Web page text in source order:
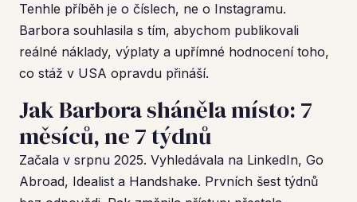
Tenhle příběh je o číslech, ne o Instagramu.
Barbora souhlasila s tím, abychom publikovali
reálné náklady, výplaty a upřímné hodnocení toho,
co stáž v USA opravdu přináší.
Jak Barbora sháněla místo: 7
měsíců, ne 7 týdnů
Začala v srpnu 2025. Vyhledávala na LinkedIn, Go
Abroad, Idealist a Handshake. Prvních šest týdnů